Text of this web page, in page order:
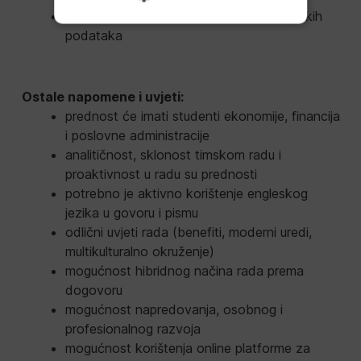
zadaci izvještavanja i sažimanja financijskih
podataka
Ostale napomene i uvjeti:
prednost će imati studenti ekonomije, financija
i poslovne administracije
analitičnost, sklonost timskom radu i
proaktivnost u radu su prednosti
potrebno je aktivno korištenje engleskog
jezika u govoru i pismu
odlični uvjeti rada (benefiti, moderni uredi,
multikulturalno okruženje)
mogućnost hibridnog načina rada prema
dogovoru
mogućnost napredovanja, osobnog i
profesionalnog razvoja
mogućnost korištenja online platforme za